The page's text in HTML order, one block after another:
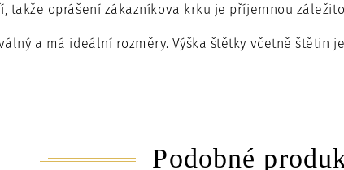
takže oprášení zákazníkova krku je příjemnou
a má ideální rozměry. Výška štětky včetně štětin
Podobné